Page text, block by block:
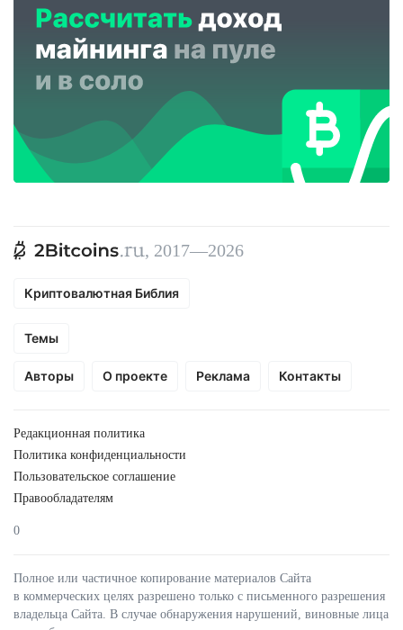
, 2017—2026
Криптовалютная Библия
Темы
Авторы О проекте Реклама Контакты
Редакционная политика
Политика конфиденциальности
Пользовательское соглашение
Правообладателям
0
Полное или частичное копирование материалов Сайта
в коммерческих целях разрешено только с письменного разрешения
владельца Сайта. В случае обнаружения нарушений, виновные лица